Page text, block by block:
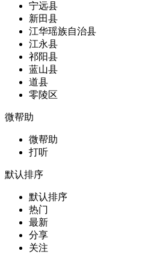
宁远县
新田县
江华瑶族自治县
江永县
祁阳县
蓝山县
道县
零陵区
微帮助
微帮助
打听
默认排序
默认排序
热门
最新
分享
关注